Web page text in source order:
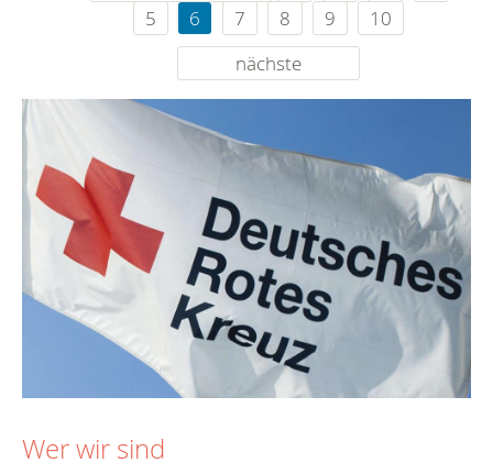
5
6 7 8 9
10
nächste
Wer wir sind